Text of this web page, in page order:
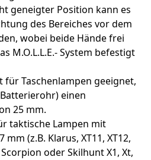
geneigter Position kann es
des Bereiches vor dem
wobei beide Hände frei
M.O.L.L.E.- System befestigt
Taschenlampen geeignet,
einen
25 mm.
taktische Lampen mit
(z.B. Klarus, XT11, XT12,
oder Skilhunt X1, Xt,